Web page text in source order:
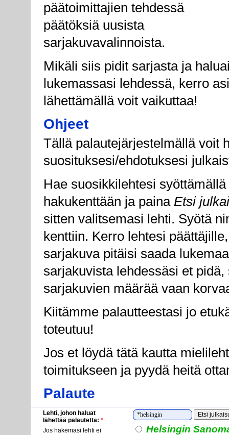
päätoimittajien tehdessä
päätöksiä uusista
sarjakuvavalinnoista.
Mikäli siis pidit sarjasta ja
lukemassasi lehdessä, kerro
lähettämällä voit vaikuttaa!
Ohjeet
Tällä palautejärjestelmällä voit
suosituksesi/ehdotuksesi
Hae suosikkilehtesi
hakukenttään ja paina Etsi
sitten valitsemasi lehti. Syötä
kenttiin. Kerro lehtesi
sarjakuva pitäisi saada
sarjakuvista lehdessäsi et
sarjakuvien määrää vaan
Kiitämme palautteestasi jo
toteutuu!
Jos et löydä tätä kautta
toimitukseen ja pyydä heitä
Palaute
Lehti, johon haluat
lähettää palautetta: *
Jos hakemasi lehti ei
Helsingin